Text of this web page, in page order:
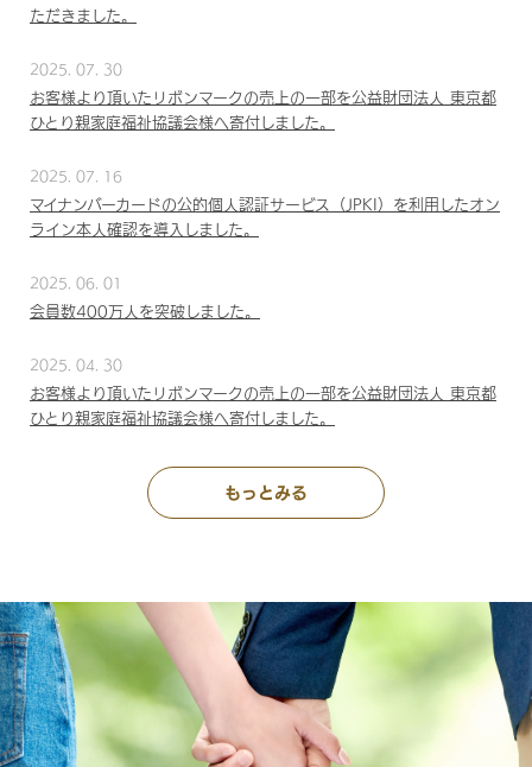
ただきました。
2025. 07. 30
お客様より頂いたリボンマークの売上の一部を公益財団法人 東京都
ひとり親家庭福祉協議会様へ寄付しました。
2025. 07. 16
マイナンバーカードの公的個人認証サービス（JPKI）を利用したオン
ライン本人確認を導入しました。
2025. 06. 01
会員数400万人を突破しました。
2025. 04. 30
お客様より頂いたリボンマークの売上の一部を公益財団法人 東京都
ひとり親家庭福祉協議会様へ寄付しました。
もっとみる